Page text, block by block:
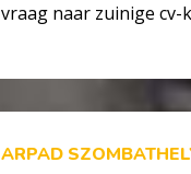
vraag naar zuinige cv-
ARPAD